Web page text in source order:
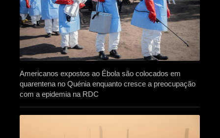
Americanos expostos ao Ébola são colocados em
quarentena no Quénia enquanto cresce a preocupação
com a epidemia na RDC